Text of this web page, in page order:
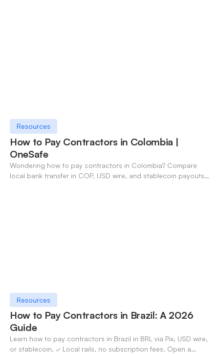
Resources
How to Pay Contractors in Colombia |
OneSafe
Wondering how to pay contractors in Colombia? Compare
local bank transfer in COP, USD wire, and stablecoin payouts.
Resources
How to Pay Contractors in Brazil: A 2026
Guide
Learn how to pay contractors in Brazil in BRL via Pix, USD wire,
or stablecoin. ✓ Local rails, no subscription fees. Open a